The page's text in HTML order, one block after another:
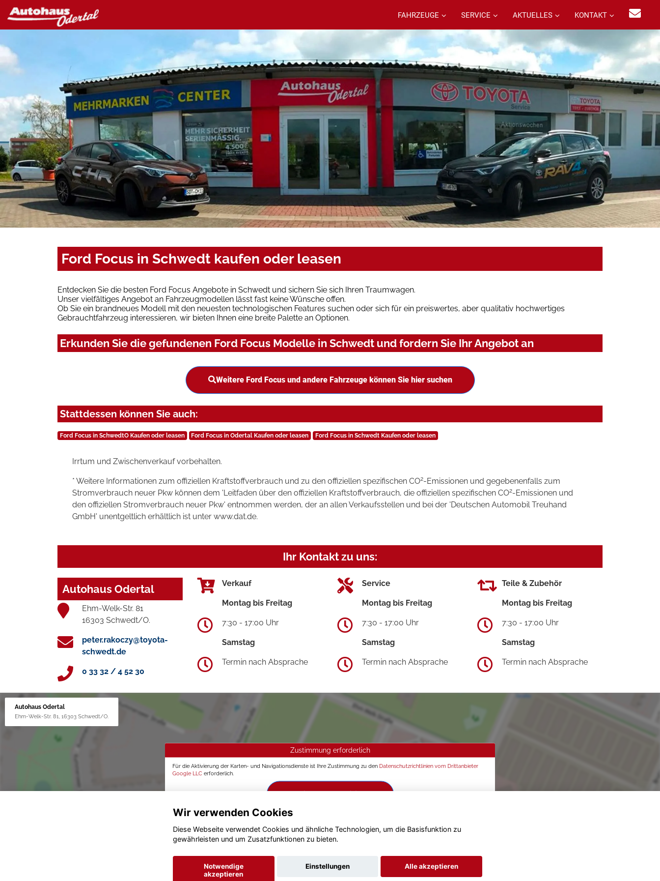
FAHRZEUGE SERVICE AKTUELLES KONTAKT
Ford Focus in Schwedt kaufen oder leasen
Entdecken Sie die besten Ford Focus Angebote in Schwedt und sichern Sie sich Ihren Traumwagen.
Unser vielfältiges Angebot an Fahrzeugmodellen lässt fast keine Wünsche offen.
Ob Sie ein brandneues Modell mit den neuesten technologischen Features suchen oder sich für ein preiswertes, aber qualitativ hochwertiges
Gebrauchtfahrzeug interessieren, wir bieten Ihnen eine breite Palette an Optionen.
Erkunden Sie die gefundenen Ford Focus Modelle in Schwedt und fordern Sie Ihr Angebot an
Weitere Ford Focus und andere Fahrzeuge können Sie hier suchen
Stattdessen können Sie auch:
Ford Focus in SchwedtO Kaufen oder leasen Ford Focus in Odertal Kaufen oder leasen Ford Focus in Schwedt Kaufen oder leasen
Irrtum und Zwischenverkauf vorbehalten.
* Weitere Informationen zum offiziellen Kraftstoffverbrauch und zu den offiziellen spezifischen CO2-Emissionen und gegebenenfalls zum
Stromverbrauch neuer Pkw können dem 'Leitfaden über den offiziellen Kraftstoffverbrauch, die offiziellen spezifischen CO2-Emissionen und
den offiziellen Stromverbrauch neuer Pkw' entnommen werden, der an allen Verkaufsstellen und bei der 'Deutschen Automobil Treuhand
GmbH' unentgeltlich erhältlich ist unter www.dat.de.
Ihr Kontakt zu uns:
Autohaus Odertal
Ehm-Welk-Str. 81
16303 Schwedt/O.
peter.rakoczy@toyota-
schwedt.de
0 33 32 / 4 52 30
Verkauf
Montag bis Freitag
7:30 - 17:00 Uhr
Samstag
Termin nach Absprache
Service
Montag bis Freitag
7:30 - 17:00 Uhr
Samstag
Termin nach Absprache
Teile & Zubehör
Montag bis Freitag
7:30 - 17:00 Uhr
Samstag
Termin nach Absprache
Autohaus Odertal
Ehm-Welk-Str. 81, 16303 Schwedt/O.
Zustimmung erforderlich
Für die Aktivierung der Karten- und Navigationsdienste ist Ihre Zustimmung zu den Datenschutzrichtlinien vom Drittanbieter
Google LLC erforderlich.
Wir verwenden Cookies
Diese Webseite verwendet Cookies und ähnliche Technologien, um die Basisfunktion zu
gewährleisten und um Zusatzfunktionen zu bieten.
Notwendige
akzeptieren
Einstellungen Alle akzeptieren